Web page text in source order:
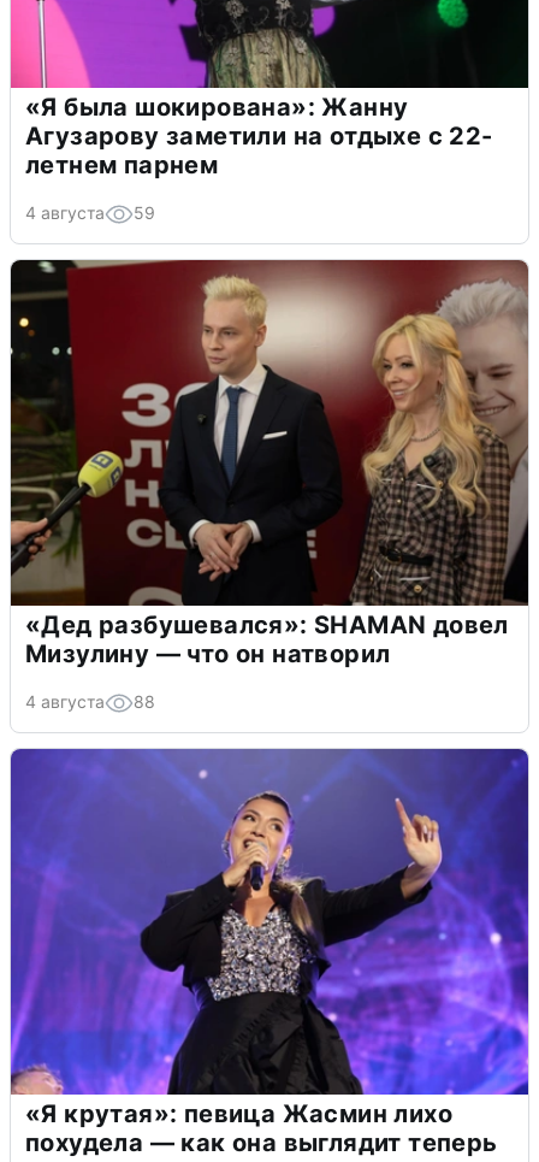
«Я была шокирована»: Жанну
Агузарову заметили на отдыхе с 22-
летнем парнем
4 августа 59
«Дед разбушевался»: SHAMAN довел
Мизулину — что он натворил
4 августа 88
«Я крутая»: певица Жасмин лихо
похудела — как она выглядит теперь